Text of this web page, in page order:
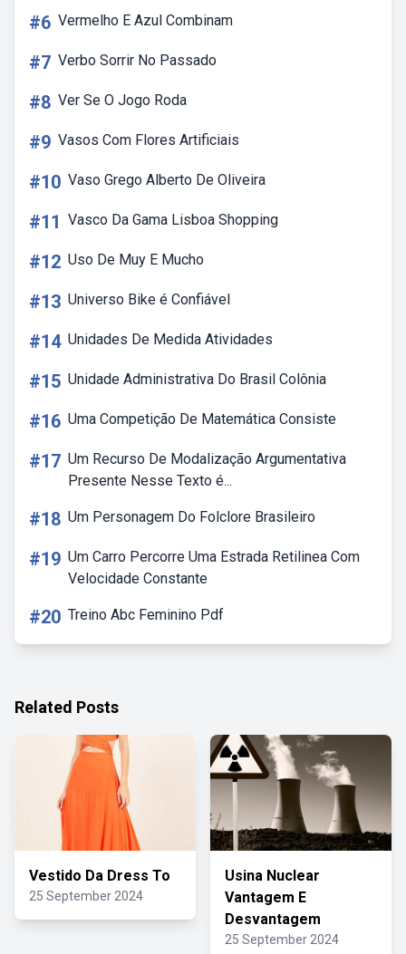
#6 Vermelho E Azul Combinam
#7 Verbo Sorrir No Passado
#8 Ver Se O Jogo Roda
#9 Vasos Com Flores Artificiais
#10 Vaso Grego Alberto De Oliveira
#11 Vasco Da Gama Lisboa Shopping
#12 Uso De Muy E Mucho
#13 Universo Bike é Confiável
#14 Unidades De Medida Atividades
#15 Unidade Administrativa Do Brasil Colônia
#16 Uma Competição De Matemática Consiste
#17 Um Recurso De Modalização Argumentativa
Presente Nesse Texto é...
#18 Um Personagem Do Folclore Brasileiro
#19 Um Carro Percorre Uma Estrada Retilinea Com
Velocidade Constante
#20 Treino Abc Feminino Pdf
Related Posts
Vestido Da Dress To
25 September 2024
Usina Nuclear
Vantagem E
Desvantagem
25 September 2024